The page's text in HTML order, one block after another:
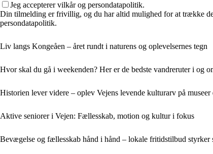
Jeg accepterer vilkår og persondatapolitik.
Din tilmelding er frivillig, og du har altid mulighed for at trække
persondatapolitik.
Liv langs Kongeåen – året rundt i naturens og oplevelsernes tegn
Hvor skal du gå i weekenden? Her er de bedste vandreruter i og
Historien lever videre – oplev Vejens levende kulturarv på
Aktive seniorer i Vejen: Fællesskab, motion og kultur i fokus
Bevægelse og fællesskab hånd i hånd – lokale fritidstilbud styrker